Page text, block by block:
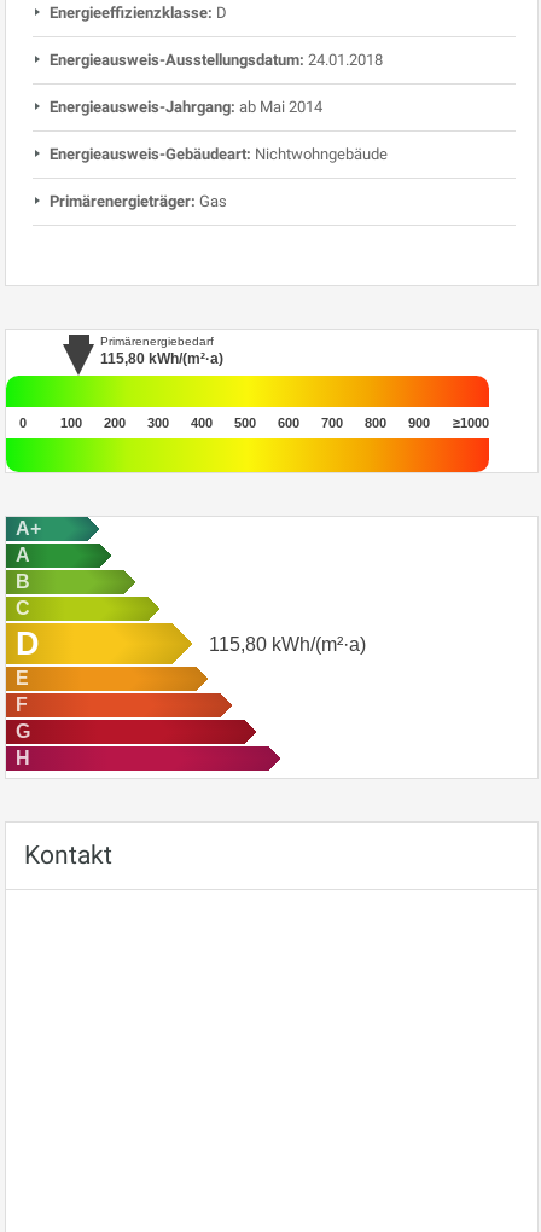
Energieeffizienzklasse: D
Energieausweis-Ausstellungsdatum: 24.01.2018
Energieausweis-Jahrgang: ab Mai 2014
Energieausweis-Gebäudeart: Nichtwohngebäude
Primärenergieträger: Gas
Primärenergiebedarf
115,80 kWh/(m²·a)
0 100 200 300 400 500 600 700 800 900 ≥1000
A+
A
B
C
D 115,80 kWh/(m²·a)
E
F
G
H
Kontakt